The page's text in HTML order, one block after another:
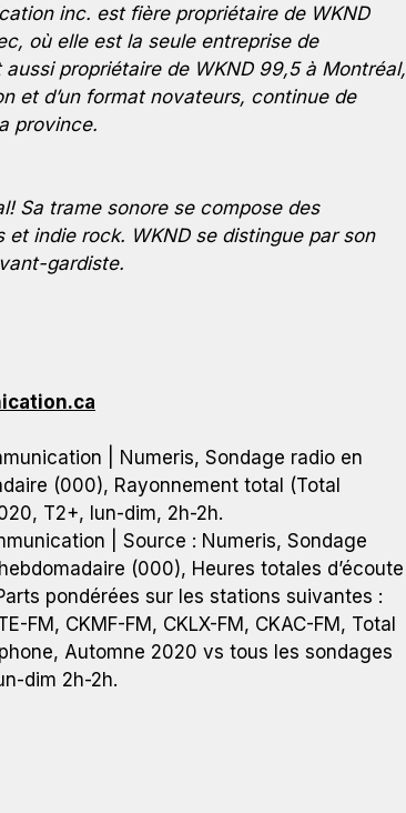
inc. est fière propriétaire de WKND
où elle est la seule entreprise de
propriétaire de WKND 99,5 à Montréal,
et d’un format novateurs, continue de
province.
Sa trame sonore se compose des
indie rock. WKND se distingue par son
gardiste.
| Numeris, Sondage radio en
(000), Rayonnement total (Total
T2+, lun-dim, 2h-2h.
| Source : Numeris, Sondage
(000), Heures totales d’écoute
pondérées sur les stations suivantes :
FM, CKMF-FM, CKLX-FM, CKAC-FM, Total
Automne 2020 vs tous les sondages
dim 2h-2h.